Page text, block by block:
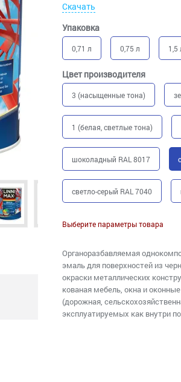
Скачать
Упаковка
0,71 л 0,75 л 1,5
Цвет производителя
3 (насыщенные тона)
1 (белая, светлые тона)
шоколадный RAL 8017
светло-серый RAL 7040
Выберите параметры товара
Органоразбавляемая
эмаль для поверхностей из
окраски металлических
кованая мебель, окна и
(дорожная,
эксплуатируемых как внутри